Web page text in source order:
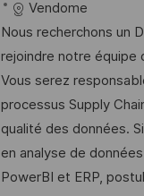
e
n
t
l
i
c
h
t a
t
u
m
d
e
r
V
b
-
I
D
Vendome
Nous recherchons un
rejoindre notre équipe
Vous serez
processus Supply
qualité des données.
en analyse de
PowerBI et ERP,